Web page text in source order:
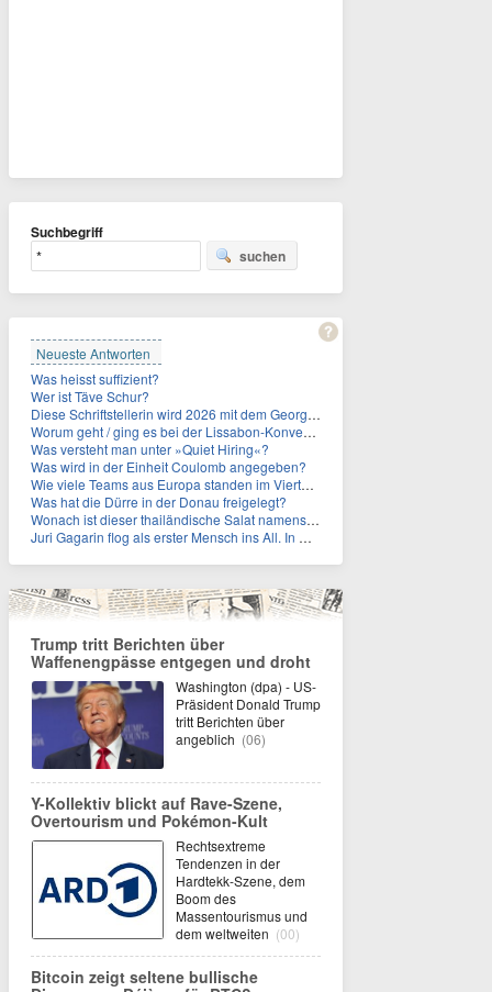
Suchbegriff
suchen
Neueste Antworten
Was heisst suffizient?
Wer ist Täve Schur?
Diese Schriftstellerin wird 2026 mit dem Georg-Büchner-Preis ausgezeichnet. Wie heißt sie?
Worum geht / ging es bei der Lissabon-Konvention?
Was versteht man unter »Quiet Hiring«?
Was wird in der Einheit Coulomb angegeben?
Wie viele Teams aus Europa standen im Viertelfinale der Fußball-WM 2026 in Mexiko, den USA und Kanada?
Was hat die Dürre in der Donau freigelegt?
Wonach ist dieser thailändische Salat namens Nam Tok benannt?
Juri Gagarin flog als erster Mensch ins All. In welchem Jahr?
Trump tritt Berichten über
Waffenengpässe entgegen und droht
Washington (dpa) - US-
Präsident Donald Trump
tritt Berichten über
angeblich (06)
Y-Kollektiv blickt auf Rave-Szene,
Overtourism und Pokémon-Kult
Rechtsextreme
Tendenzen in der
Hardtekk-Szene, dem
Boom des
Massentourismus und
dem weltweiten (00)
Bitcoin zeigt seltene bullische